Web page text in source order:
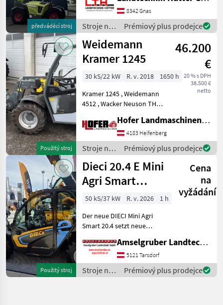
předváděcí stroj
und 4.800 kg Hubkraft
Teleskoparm: - Zweiteiliger,
hydraulisch ausfahrbarer T
8342 Gnas
Stroje na
stavbu /
Claas
Prémiový plus prodejce
Použitý stroj
Weidemann
Kramer 1245
46.200
€
20 % s DPH
38.500 €
netto
30 kS/22 kW R. v. 2018
1650 h
Kramer 1245 , Weidemann
4512 , Wacker Neuson TH
Palettengabel. Breitreifen
hydrostatický , 4-kolesový,
Palivo: , , , závesné
zariadenia, hidrauli
Hofer Landmaschinen Handels GmbH.
4183 Helfenberg
Stroje na
stavbu /
Weidemann
Prémiový plus prodejce
Použitý stroj
Dieci 20.4 E Mini
Agri Smart
ELEKTRO
Teleskoplader
TOP
Cena
na
vyžádání
50 kS/37 kW R. v. 2026
1 h
Der neue DIECI Mini Agri
Smart 20.4 setzt neue
Teleskopladermarkt. 100 %
Elektro! -Größte Kabine
(Baugleich vom Modell 26.6
Mini Agri) -Echt
Amselgruber Landtechnik GmbH
5121 Tarsdorf
Stroje na
stavbu /
Prémiový plus prodejce